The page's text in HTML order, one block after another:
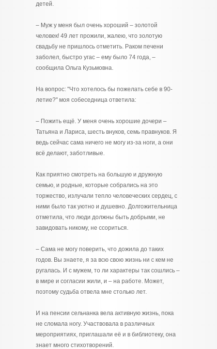
детей.
– Муж у меня был очень хороший – золотой
человек! 49 лет прожили, жалею, что золотую
свадьбу не пришлось отметить. Раком печени
заболел, быстро угас – ему было 74 года, –
сообщила Ольга Кузьмовна.
На вопрос: "Что хотелось бы пожелать себе в 90-
летие?" моя собеседница ответила:
– Пожить ещё. У меня очень хорошие дочери –
Татьяна и Лариса, шесть внуков, семь правнуков. Я
ведь сейчас сама ничего не могу из-за ноги, а они
всё делают, заботливые.
Как приятно смотреть на большую и дружную
семью, и родные, которые собрались на это
торжество, излучали тепло человеческих сердец, с
ними было так уютно и душевно. Долгожительница
отметила, что люди должны быть добрыми, не
завидовать никому, не ссориться.
– Сама не могу поверить, что дожила до таких
годов. Вы знаете, я за всю свою жизнь ни с кем не
ругалась. И с мужем, то ли характеры так сошлись –
в мире и согласии жили, и – на работе. Может,
поэтому судьба отвела мне столько лет.
И на пенсии сельчанка вела активную жизнь, пока
не сломала ногу. Участвовала в различных
мероприятиях, приглашали её и в библиотеку, она
знает много стихотворений.